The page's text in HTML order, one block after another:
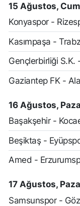
15 Ağustos,
Konyaspor -
Kasımpaşa -
Gençlerbirliği S.K.
Gaziantep FK -
16 Ağustos,
Başakşehir -
Beşiktaş -
Amed -
17 Ağustos,
Samsunspor -